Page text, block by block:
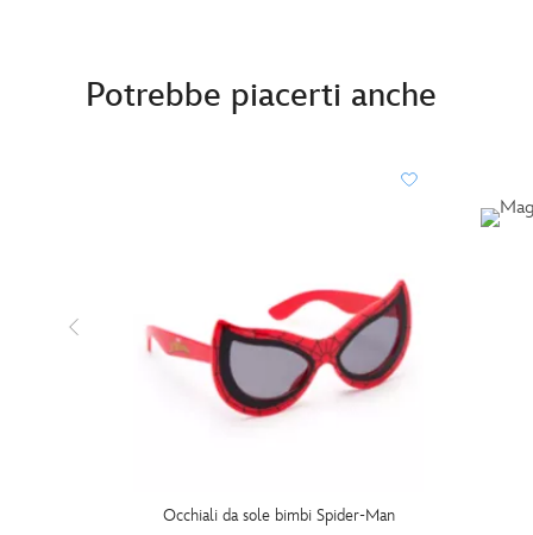
Potrebbe piacerti anche
Occhiali da sole bimbi Spider-Man